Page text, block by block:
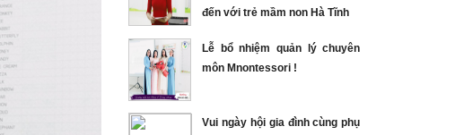
đến với trẻ mầm non Hà Tĩnh
Lễ bổ nhiệm quản lý chuyên
môn Mnontessori !
Vui ngày hội gia đình cùng phụ